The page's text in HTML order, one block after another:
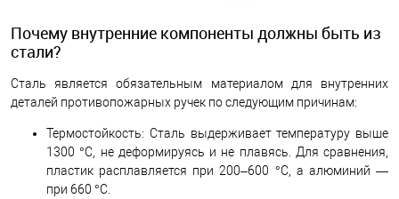
Почему внутренние компоненты должны быть из
стали?
Сталь является обязательным материалом для внутренних
деталей противопожарных ручек по следующим причинам:
Термостойкость: Сталь выдерживает температуру выше
1300 °C, не деформируясь и не плавясь. Для сравнения,
пластик расплавляется при 200–600 °C, а алюминий —
при 660 °C.